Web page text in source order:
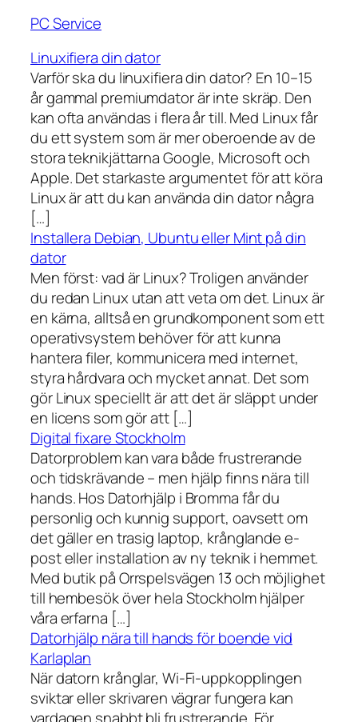
PC Service
Linuxifiera din dator
Varför ska du linuxifiera din dator? En 10–15
år gammal premiumdator är inte skräp. Den
kan ofta användas i flera år till. Med Linux får
du ett system som är mer oberoende av de
stora teknikjättarna Google, Microsoft och
Apple. Det starkaste argumentet för att köra
Linux är att du kan använda din dator några
[…]
Installera Debian, Ubuntu eller Mint på din
dator
Men först: vad är Linux? Troligen använder
du redan Linux utan att veta om det. Linux är
en kärna, alltså en grundkomponent som ett
operativsystem behöver för att kunna
hantera filer, kommunicera med internet,
styra hårdvara och mycket annat. Det som
gör Linux speciellt är att det är släppt under
en licens som gör att […]
Digital fixare Stockholm
Datorproblem kan vara både frustrerande
och tidskrävande – men hjälp finns nära till
hands. Hos Datorhjälp i Bromma får du
personlig och kunnig support, oavsett om
det gäller en trasig laptop, krånglande e-
post eller installation av ny teknik i hemmet.
Med butik på Orrspelsvägen 13 och möjlighet
till hembesök över hela Stockholm hjälper
våra erfarna […]
Datorhjälp nära till hands för boende vid
Karlaplan
När datorn krånglar, Wi-Fi-uppkopplingen
sviktar eller skrivaren vägrar fungera kan